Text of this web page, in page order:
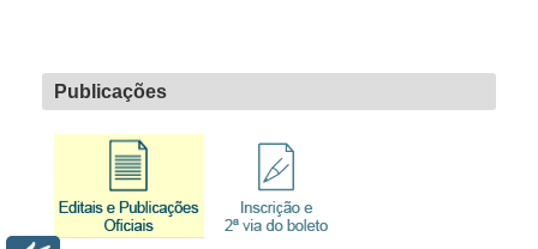
Publicações